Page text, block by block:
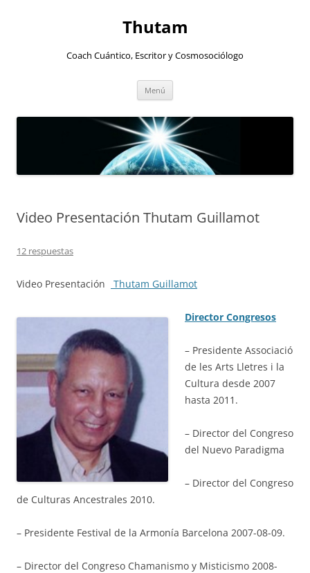
Thutam
Coach Cuántico, Escritor y Cosmosociólogo
Menú
Video Presentación Thutam Guillamot
12 respuestas
Video Presentación Thutam Guillamot
Director Congresos
– Presidente Associació
de les Arts Lletres i la
Cultura desde 2007
hasta 2011.
– Director del Congreso
del Nuevo Paradigma
– Director del Congreso
de Culturas Ancestrales 2010.
– Presidente Festival de la Armonía Barcelona 2007-08-09.
– Director del Congreso Chamanismo y Misticismo 2008-